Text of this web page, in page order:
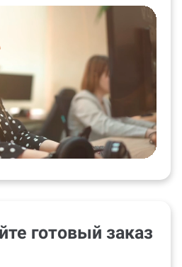
готовый заказ